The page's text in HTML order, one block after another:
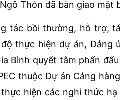
Thôn đã bàn giao
tác bồi thường, hỗ trợ,
thực hiện dự án, Đảng
Bình quyết tâm phấn
thuộc Dự án Cảng
hiện các nghi thức